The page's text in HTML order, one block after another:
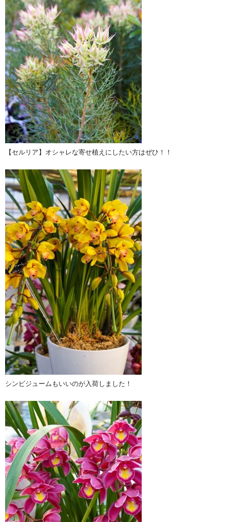
【セルリア】オシャレな寄せ植えにしたい方はぜひ！！
シンビジュームもいいのが入荷しました！